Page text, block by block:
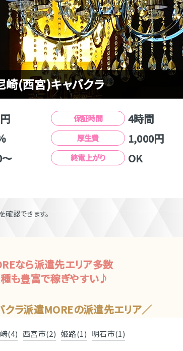
崎(西宮)キャバクラ
保証時間 4時間
厚生費 1,000円
～ 終電上がり OK
認できます。
なら派遣先エリア多数
も豊富で稼ぎやすい♪
クラ派遣MOREの派遣先エリア
(4) 西宮市(2) 姫路(1) 明石市(1)